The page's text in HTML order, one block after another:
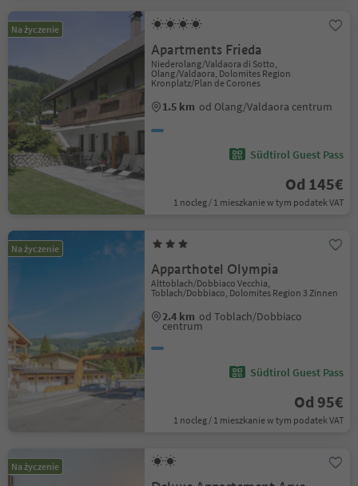
Na życzenie
Apartments Frieda
Niederolang/Valdaora di Sotto,
Olang/Valdaora, Dolomites Region
Kronplatz/Plan de Corones
1.5 km od Olang/Valdaora centrum
Südtirol Guest Pass
Od 145€
1 nocleg / 1 mieszkanie w tym podatek VAT
Na życzenie
Apparthotel Olympia
Alttoblach/Dobbiaco Vecchia,
Toblach/Dobbiaco, Dolomites Region 3 Zinnen
2.4 km od Toblach/Dobbiaco
centrum
Südtirol Guest Pass
Od 95€
1 nocleg / 1 mieszkanie w tym podatek VAT
Na życzenie